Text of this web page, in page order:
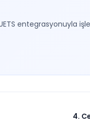
entegrasyonuyla
4.